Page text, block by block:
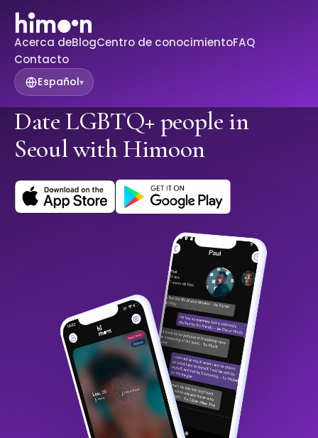
Acerca deBlogCentro de conocimientoFAQ
Contacto
Español▾
Date LGBTQ+ people in
Seoul with Himoon